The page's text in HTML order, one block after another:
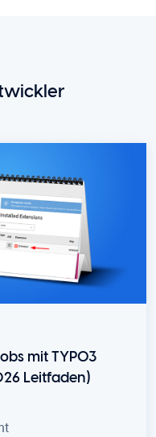
mit TYPO3
Leitfaden)